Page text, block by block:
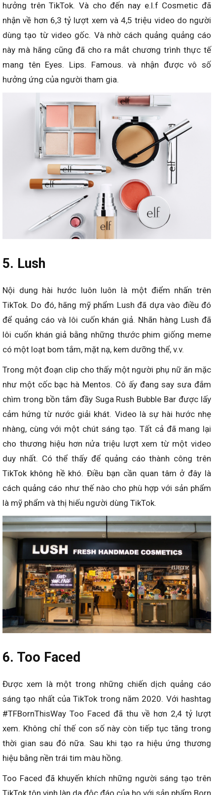
hưởng trên TikTok. Và cho đến nay e.l.f Cosmetic đã
nhận về hơn 6,3 tỷ lượt xem và 4,5 triệu video do người
dùng tạo từ video gốc. Và nhờ cách quảng quảng cáo
này mà hãng cũng đã cho ra mắt chương trình thực tế
mang tên Eyes. Lips. Famous. và nhận được vô số
hưởng ứng của người tham gia.
5. Lush
Nội dung hài hước luôn luôn là một điểm nhấn trên
TikTok. Do đó, hãng mỹ phẩm Lush đã dựa vào điều đó
để quảng cáo và lôi cuốn khán giả. Nhãn hàng Lush đã
lôi cuốn khán giả bằng những thước phim giống meme
có một loạt bom tắm, mặt nạ, kem dưỡng thể, v.v.
Trong một đoạn clip cho thấy một người phụ nữ ăn mặc
như một cốc bạc hà Mentos. Cô ấy đang say sưa đắm
chìm trong bồn tắm đầy Suga Rush Bubble Bar được lấy
cảm hứng từ nước giải khát. Video là sự hài hước nhẹ
nhàng, cùng với một chút sáng tạo. Tất cả đã mang lại
cho thương hiệu hơn nửa triệu lượt xem từ một video
duy nhất. Có thể thấy để quảng cáo thành công trên
TikTok không hề khó. Điều bạn cần quan tâm ở đây là
cách quảng cáo như thế nào cho phù hợp với sản phẩm
là mỹ phẩm và thị hiếu người dùng TikTok.
6. Too Faced
Được xem là một trong những chiến dịch quảng cáo
sáng tạo nhất của TikTok trong năm 2020. Với hashtag
#TFBornThisWay Too Faced đã thu về hơn 2,4 tỷ lượt
xem. Không chỉ thế con số này còn tiếp tục tăng trong
thời gian sau đó nữa. Sau khi tạo ra hiệu ứng thương
hiệu bằng nền trái tim màu hồng.
Too Faced đã khuyến khích những người sáng tạo trên
TikTok tôn vinh làn da độc đáo của họ với sản phẩm Born